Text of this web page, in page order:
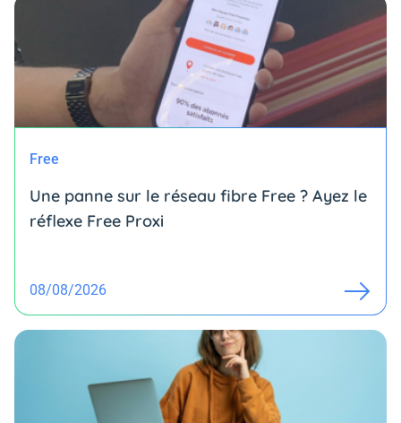
Free
Une panne sur le réseau fibre Free ? Ayez le
réflexe Free Proxi
08/08/2026